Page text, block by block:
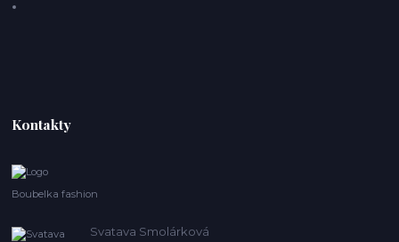
Kontakty
Boubelka fashion
Svatava Smolárková